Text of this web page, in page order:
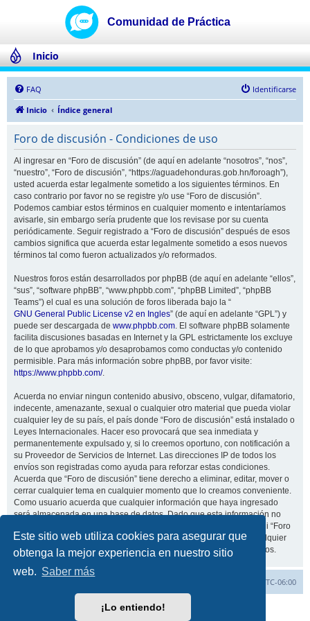
Este sitio web utiliza cookies para asegurar que
obtenga la mejor experiencia en nuestro sitio
web. Saber más
¡Lo entiendo!
Inicio
FAQ
Identificarse
Inicio
Índice general
Foro de discusión - Condiciones de uso
Al ingresar en “Foro de discusión” (de aquí en adelante “nosotros”, “nos”,
“nuestro”, “Foro de discusión”, “https://aguadehonduras.gob.hn/foroagh”),
usted acuerda estar legalmente sometido a los siguientes términos. En
caso contrario por favor no se registre y/o use “Foro de discusión”.
Podemos cambiar estos términos en cualquier momento e intentaríamos
avisarle, sin embargo sería prudente que los revisase por su cuenta
periódicamente. Seguir registrado a “Foro de discusión” después de esos
cambios significa que acuerda estar legalmente sometido a esos nuevos
términos tal como fueron actualizados y/o reformados.
Nuestros foros están desarrollados por phpBB (de aquí en adelante “ellos”,
“sus”, “software phpBB”, “www.phpbb.com”, “phpBB Limited”, “phpBB
Teams”) el cual es una solución de foros liberada bajo la “
GNU General Public License v2 en Ingles” (de aquí en adelante “GPL”) y
puede ser descargada de www.phpbb.com. El software phpBB solamente
facilita discusiones basadas en Internet y la GPL estrictamente los excluye
de lo que aprobamos y/o desaprobamos como conductas y/o contenido
permisible. Para más información sobre phpBB, por favor visite:
https://www.phpbb.com/.
Acuerda no enviar ningun contenido abusivo, obsceno, vulgar, difamatorio,
indecente, amenazante, sexual o cualquier otro material que pueda violar
cualquier ley de su país, el país donde “Foro de discusión” está instalado o
Leyes Internacionales. Hacer eso provocará que sea inmediata y
permanentemente expulsado y, si lo creemos oportuno, con notificación a
su Proveedor de Servicios de Internet. Las direcciones IP de todos los
envíos son registradas como ayuda para reforzar estas condiciones.
Acuerda que “Foro de discusión” tiene derecho a eliminar, editar, mover o
cerrar cualquier tema en cualquier momento que lo creamos conveniente.
Como usuario acuerda que cualquier información que haya ingresado
será almacenada en una base de datos. Dado que esta información no
será compartida con ninguna tercera parte sin su consentimiento, ni “Foro
de discusión” ni phpBB podrán considerarse responsables por cualquier
intento de hacking que conlleve a que los datos sean comprometidos.
UTC-06:00
Desarrollado porphpBB® Forum Software © phpBB Limited